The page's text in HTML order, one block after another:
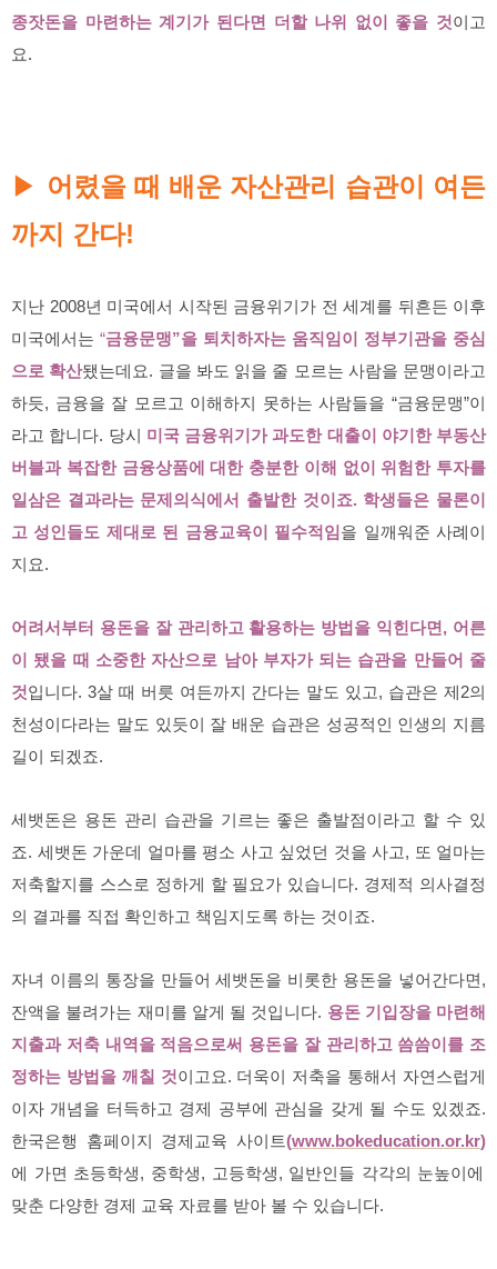
종잣돈을 마련하는 계기가 된다면 더할 나위 없이 좋을 것이고
요.
▶ 어렸을 때 배운 자산관리 습관이 여든
까지 간다!
지난 2008년 미국에서 시작된 금융위기가 전 세계를 뒤흔든 이후
미국에서는 “금융문맹”을 퇴치하자는 움직임이 정부기관을 중심
으로 확산됐는데요. 글을 봐도 읽을 줄 모르는 사람을 문맹이라고
하듯, 금융을 잘 모르고 이해하지 못하는 사람들을 “금융문맹”이
라고 합니다. 당시
미국 금융위기가 과도한 대출이 야기한 부동산
버블과 복잡한 금융상품에 대한 충분한 이해 없이 위험한 투자를
일삼은 결과라는 문제의식에서 출발한 것이죠. 학생들은 물론이
고 성인들도 제대로 된 금융교육이 필수적임 을 일깨워준 사례이
지요.
어려서부터 용돈을 잘 관리하고 활용하는 방법을 익힌다면, 어른
이 됐을 때 소중한 자산으로 남아 부자가 되는 습관을 만들어 줄
것입니다. 3살 때 버릇 여든까지 간다는 말도 있고, 습관은 제2의
천성이다라는 말도 있듯이 잘 배운 습관은 성공적인 인생의 지름
길이 되겠죠.
세뱃돈은 용돈 관리 습관을 기르는 좋은 출발점이라고 할 수 있
죠. 세뱃돈 가운데 얼마를 평소 사고 싶었던 것을 사고, 또 얼마는
저축할지를 스스로 정하게 할 필요가 있습니다. 경제적 의사결정
의 결과를 직접 확인하고 책임지도록 하는 것이죠.
자녀 이름의 통장을 만들어 세뱃돈을 비롯한 용돈을 넣어간다면,
잔액을 불려가는 재미를 알게 될 것입니다. 용돈 기입장을 마련해
지출과 저축 내역을 적음으로써 용돈을 잘 관리하고 씀씀이를 조
정하는 방법을 깨칠 것이고요. 더욱이 저축을 통해서 자연스럽게
이자 개념을 터득하고 경제 공부에 관심을 갖게 될 수도 있겠죠.
한국은행 홈페이지 경제교육 사이트(www.bokeducation.or.kr)
에 가면 초등학생, 중학생, 고등학생, 일반인들 각각의 눈높이에
맞춘 다양한 경제 교육 자료를 받아 볼 수 있습니다.